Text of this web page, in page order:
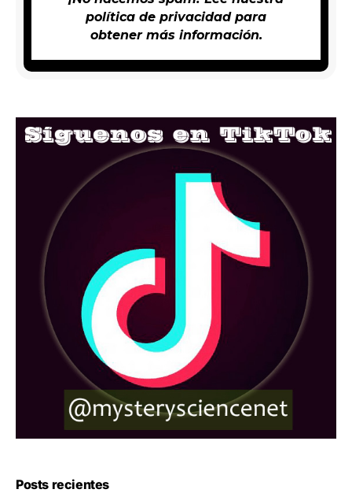
política de privacidadpara
obtener más información.
Posts recientes